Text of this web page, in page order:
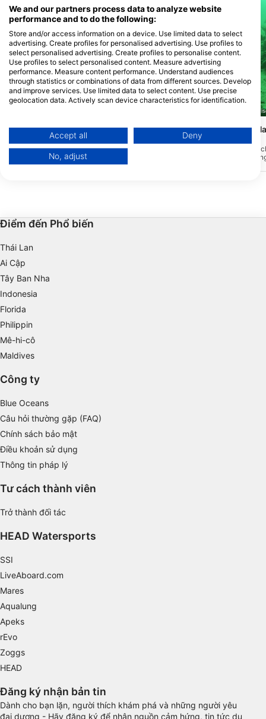
Walchensee, Einsiedlbucht
Bạn có bao giờ tự hỏi sẽ như thế nào khi
làm việc trên máy tính dưới nước không?
Địa điểm này được trang bị một bàn làm
Giovanni Demmel, 85290
Walchensee, Am
Käfer)
Ở phía nam của hồ,
khoảng 2 km theo
đậu xe lớn. Ở độ sâu
Điểm đến Phổ biến
Thái Lan
Ai Cập
Tây Ban Nha
Indonesia
Florida
Philippin
Mê-hi-cô
Maldives
Công ty
Blue Oceans
Câu hỏi thường gặp (FAQ)
Chính sách bảo mật
Điều khoản sử dụng
Thông tin pháp lý
Tư cách thành viên
Trở thành đối tác
HEAD Watersports
SSI
LiveAboard.com
Mares
Aqualung
Apeks
rEvo
Zoggs
HEAD
Đăng ký nhận bản tin
Dành cho bạn lặn, người thích khám phá và những người yêu
đại dương - Hãy đăng ký để nhận nguồn cảm hứng, tin tức du
We and our partners process data to analyze website
performance and to do the following:
Store and/or access information on a device. Use limited data to select
advertising. Create profiles for personalised advertising. Use profiles to
select personalised advertising. Create profiles to personalise content.
Use profiles to select personalised content. Measure advertising
performance. Measure content performance. Understand audiences
through statistics or combinations of data from different sources. Develop
and improve services. Use limited data to select content. Use precise
geolocation data. Actively scan device characteristics for identification.
Data may be shared outside of the European Union and send to the USA.
Your consent and the cookie policy applies solely to this website/app.
View Partner List (1 IAB Vendors)
Use profiles to select personalised
advertising
Create profiles to personalise content
Use profiles to select personalised content
Understand audiences through statistics or
combinations of data from different sources
Develop and improve services
Use limited data to select content
IAB Special Features:
Use precise geolocation data
Identify devices based on information
actively requested
Non-IAB processing purposes:
Performance
Advertising
Accept all Deny
No, adjust